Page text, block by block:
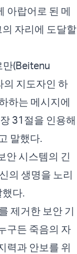
아랍어로 된 메
자리에 도달할
(Beitenu
의 지도자인 하
하는 메시지에
31절을 인용해
말했다.
안 시스템의 긴
의 생명을 노리
다.
제거한 보안 기
구든 죽음의 자
력과 안보를 위